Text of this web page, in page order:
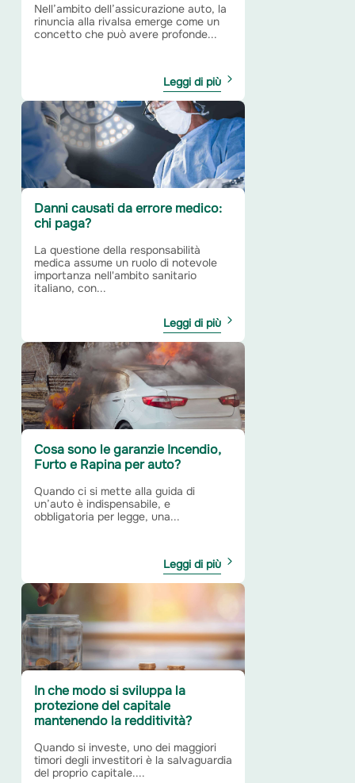
Nell’ambito dell’assicurazione auto, la
rinuncia alla rivalsa emerge come un
concetto che può avere profonde...
Leggi di più
Danni causati da errore medico:
chi paga?
La questione della responsabilità
medica assume un ruolo di notevole
importanza nell'ambito sanitario
italiano, con...
Leggi di più
Cosa sono le garanzie Incendio,
Furto e Rapina per auto?
Quando ci si mette alla guida di
un’auto è indispensabile, e
obbligatoria per legge, una...
Leggi di più
In che modo si sviluppa la
protezione del capitale
mantenendo la redditività?
Quando si investe, uno dei maggiori
timori degli investitori è la salvaguardia
del proprio capitale....